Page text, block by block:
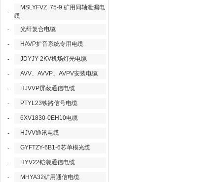
-
MSLYFVZ 75-9 矿用同轴泄漏电
缆
-
光纤复合电缆
- HAVP扩音系统专用电缆
- JDYJY-2KV机场灯光电缆
- AVV、AVVP、AVPV安装电缆
- HJVVP屏蔽通信电缆
- PTYL23铁路信号电缆
- 6XV1830-0EH10电缆
- HJVV通讯电缆
- GYFTZY-6B1-6芯单模光缆
- HYV22铠装通信电缆
- MHYA32矿用通信电缆